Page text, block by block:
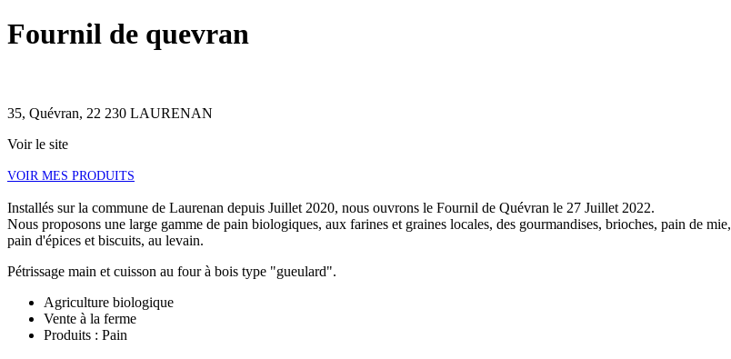
Fournil de quevran
35, Quévran, 22 230 LAURENAN
Voir le site
VOIR MES PRODUITS
Installés sur la commune de Laurenan depuis Juillet 2020, nous ouvrons le Fournil de Quévran le 27 Juillet 2022.
Nous proposons une large gamme de pain biologiques, aux farines et graines locales, des gourmandises, brioches, pain de mie,
pain d'épices et biscuits, au levain.
Pétrissage main et cuisson au four à bois type "gueulard".
Agriculture biologique
Vente à la ferme
Produits : Pain